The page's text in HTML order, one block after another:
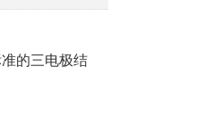
的三电极结